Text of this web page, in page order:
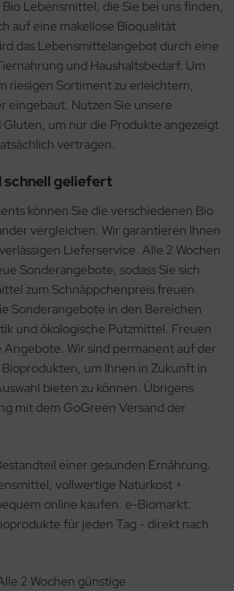
Lebensmittel, die Sie bei uns finden,
auf eine makellose Bioqualität
das Lebensmittelangebot durch eine
und Haushaltsbedarf. Um
riesigen Sortiment zu erleichtern,
eingebaut. Nutzen Sie unsere
um nur die Produkte angezeigt
vertragen.
schnell geliefert
können Sie die verschiedenen Bio
vergleichen. Wir garantieren Ihnen
Lieferservice. Alle 2 Wochen
Sonderangebote, sodass Sie sich
zum Schnäppchenpreis freuen
Sonderangebote in den Bereichen
und ökologische Putzmittel. Freuen
Wir sind permanent auf der
um Ihnen in Zukunft in
bieten zu können. Übrigens
mit dem GoGreen Versand der
einer gesunden Ernährung.
vollwertige Naturkost +
online kaufen. e-Biomarkt:
für jeden Tag - direkt nach
2 Wochen günstige